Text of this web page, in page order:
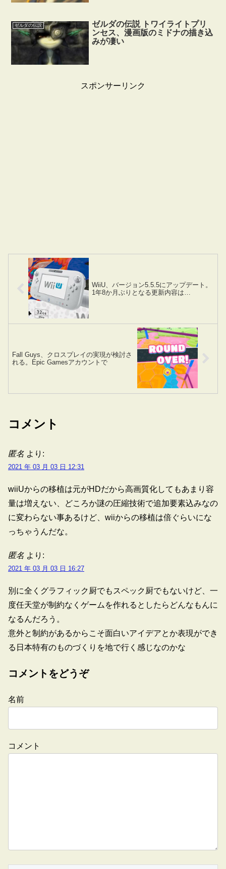
ゼルダの伝説
ゼルダの伝説 トワイライトプリ
ンセス、漫画版のミドナの描き込
みが凄い
スポンサーリンク
WiiU、バージョン5.5.5にアップデート。
1年8か月ぶりとなる更新内容は…
Fall Guys、クロスプレイの実現が検討さ
れる。Epic Gamesアカウントで
コメント
匿名 より:
2021 年 03 月 03 日 12:31
wiiUからの移植は元がHDだから高画質化してもあまり容
量は増えない、どころか謎の圧縮技術で追加要素込みなの
に変わらない事あるけど、wiiからの移植は倍ぐらいにな
っちゃうんだな。
匿名 より:
2021 年 03 月 03 日 16:27
別に全くグラフィック厨でもスペック厨でもないけど、一
度任天堂が制約なくゲームを作れるとしたらどんなもんに
なるんだろう。
意外と制約があるからこそ面白いアイデアとか表現ができ
る日本特有のものづくりを地で行く感じなのかな
コメントをどうぞ
名前
コメント